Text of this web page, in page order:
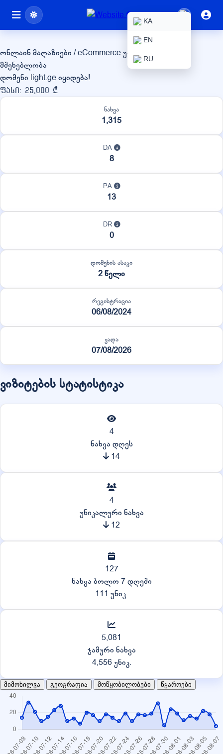
KA
EN
RU
light.ge
ონლაინ მაღაზიები / eCommerceუძრავი ქონება /
მშენებლობა
დომენი light.ge იყიდება!
ფასი: 25,000 ₾
ნახვა
1,315
DA
8
PA
13
DR
0
დომენის ასაკი
2 წელი
რეგისტრაცია
06/08/2024
ვადა
07/08/2026
ვიზიტების სტატისტიკა
4
ნახვა დღეს
14
4
უნიკალური ნახვა
12
127
ნახვა ბოლო 7 დღეში
111 უნიკ.
5,081
ჯამური ნახვა
4,556 უნიკ.
მიმოხილვა გეოგრაფია მოწყობილობები წყაროები